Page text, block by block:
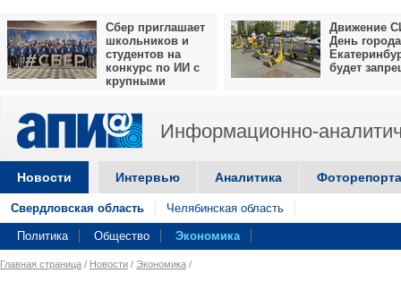
Сбер приглашает
школьников и
студентов на
конкурс по ИИ с
крупными
Движение
День города
будет
Информационно-
Новости Интервью Аналитика
Свердловская область Челябинская область
Политика Общество Экономика
Главная страница / Новости / Экономика /